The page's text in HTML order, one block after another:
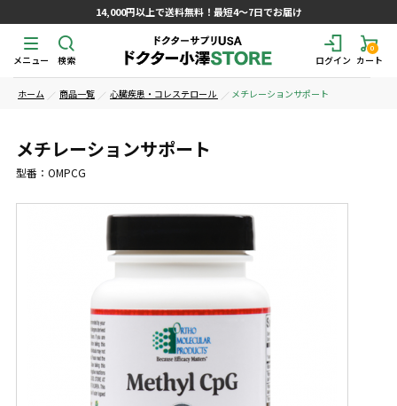
14,000円以上で送料無料！最短4～7日でお届け
ログイン
0
カート
検索
メニュー
ホーム 商品一覧 心臓疾患・コレステロール メチレーションサポート
メチレーションサポート
型番：OMPCG